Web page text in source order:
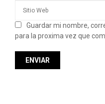
Guardar mi nombre,
para la proxima vez que